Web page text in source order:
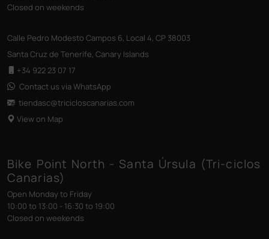
Closed on weekends
Calle Pedro Modesto Campos 6, Local 4, CP 38003
Santa Cruz de Tenerife, Canary Islands
+34 922 23 07 17
Contact us via WhatsApp
tiendasc@tricicloscanarias.com
View on Map
Bike Point North - Santa Úrsula (Tri-ciclos
Canarias)
Open Monday to Friday
10:00 to 13:00 - 16:30 to 19:00
Closed on weekends